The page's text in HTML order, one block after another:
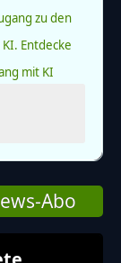
zu den
Entdecke
mit KI
Spieler
Tigers.
Abo